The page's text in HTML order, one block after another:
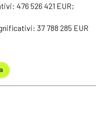
476 526 421 EUR;
37 788 285 EUR